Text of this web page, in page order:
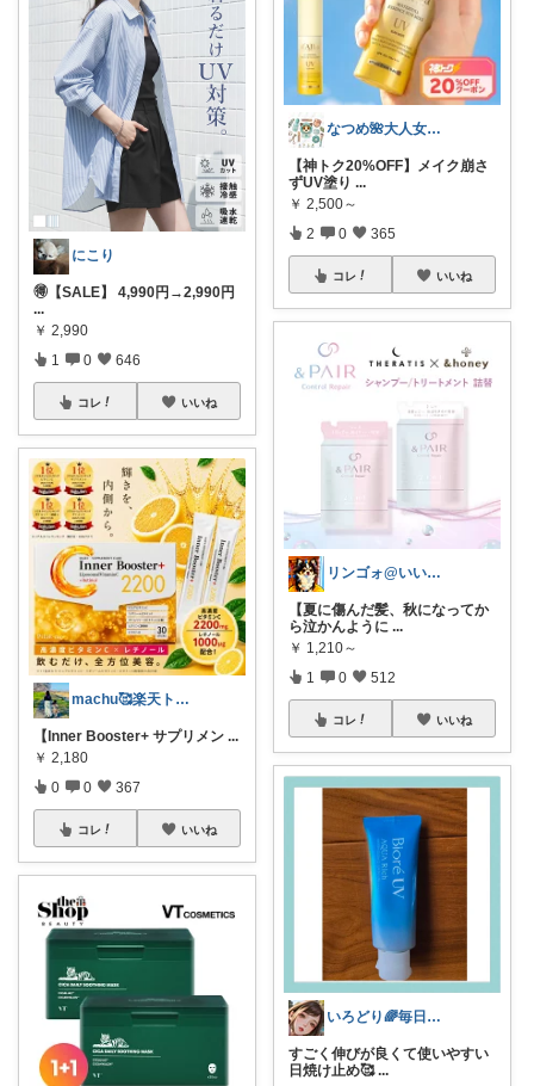
にこり
🉐【SALE】 4,990円→2,990円
...
￥ 2,990
1 0 646
コレ いいね
machu🥰楽天トラベル感謝✨
【Inner Booster+ サプリメン ...
￥ 2,180
0 0 367
コレ いいね
なつめ🌺大人女子のお悩み美容🫧
【神トク20%OFF】メイク崩さ
ずUV塗り ...
￥ 2,500～
2 0 365
コレ いいね
リンゴォ@いいね！ありがとうございます
【夏に傷んだ髪、秋になってか
ら泣かんように ...
￥ 1,210～
1 0 512
コレ いいね
いろどり🌈毎日カラフル✨🌈
すごく伸びが良くて使いやすい
日焼け止め🥰...